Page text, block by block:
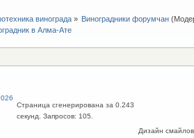
винограда» Виноградники форумчан
в Алма-Ате
Дизайн
Страница сгенерирована за 0.243
секунд. Запросов: 105.